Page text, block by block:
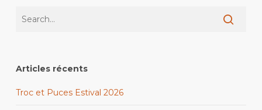
Articles récents
Troc et Puces Estival 2026